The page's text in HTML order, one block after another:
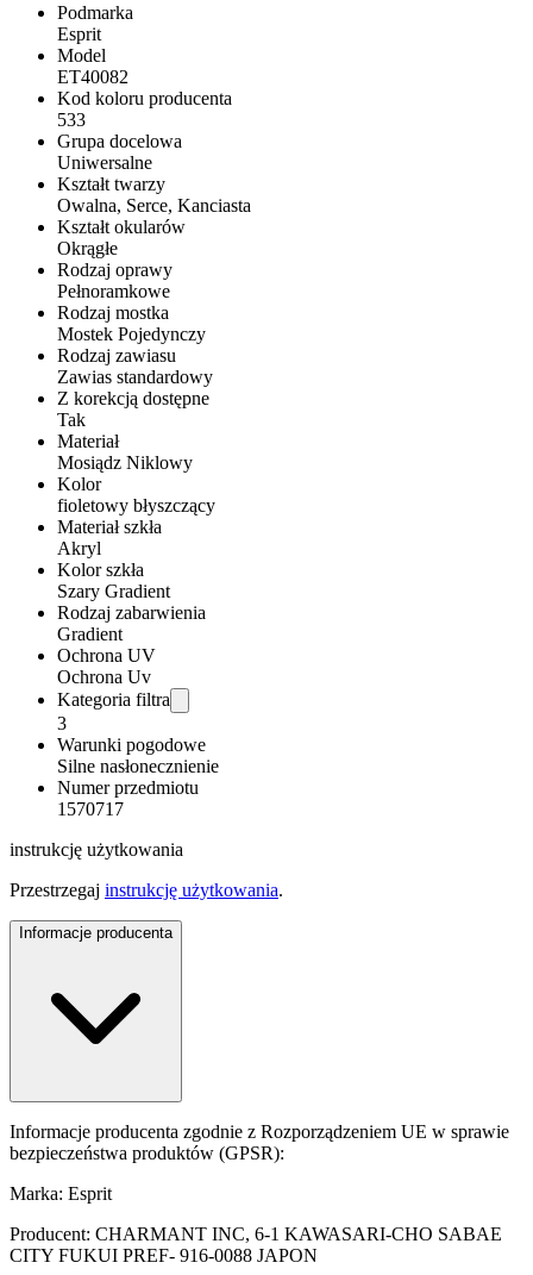
Podmarka
Esprit
Model
ET40082
Kod koloru producenta
533
Grupa docelowa
Uniwersalne
Kształt twarzy
Owalna, Serce, Kanciasta
Kształt okularów
Okrągłe
Rodzaj oprawy
Pełnoramkowe
Rodzaj mostka
Mostek Pojedynczy
Rodzaj zawiasu
Zawias standardowy
Z korekcją dostępne
Tak
Materiał
Mosiądz Niklowy
Kolor
fioletowy błyszczący
Materiał szkła
Akryl
Kolor szkła
Szary Gradient
Rodzaj zabarwienia
Gradient
Ochrona UV
Ochrona Uv
Kategoria filtra
3
Warunki pogodowe
Silne nasłonecznienie
Numer przedmiotu
1570717
instrukcję użytkowania
Przestrzegaj instrukcję użytkowania.
Informacje producenta
Informacje producenta zgodnie z Rozporządzeniem UE w sprawie
bezpieczeństwa produktów (GPSR):
Marka: Esprit
Producent: CHARMANT INC, 6-1 KAWASARI-CHO SABAE
CITY FUKUI PREF- 916-0088 JAPON